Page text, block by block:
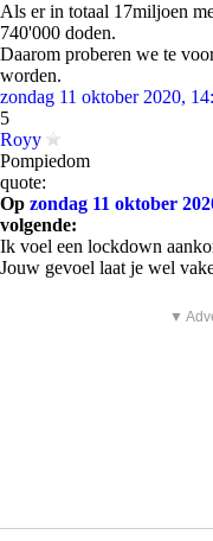
Als er in totaal 17miljoen
740'000 doden.
Daarom proberen we te
worden.
zondag 11 oktober 2020,
5
Royy
Pompiedom
quote:
Op zondag 11 oktober
volgende:
Ik voel een lockdown
Jouw gevoel laat je wel
▼